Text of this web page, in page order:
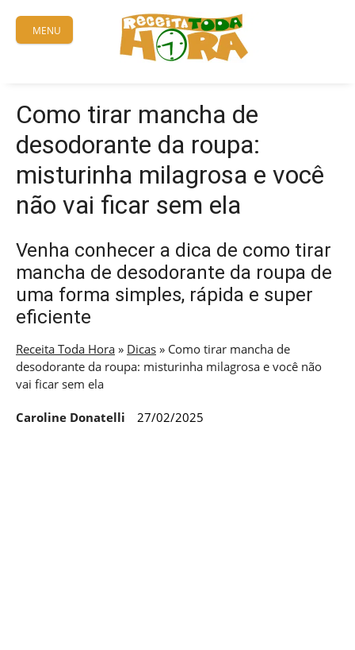
content
MENU
Como tirar mancha de
desodorante da roupa:
misturinha milagrosa e você
não vai ficar sem ela
Venha conhecer a dica de como tirar
mancha de desodorante da roupa de
uma forma simples, rápida e super
eficiente
Receita Toda Hora » Dicas » Como tirar mancha de
desodorante da roupa: misturinha milagrosa e você não
vai ficar sem ela
Caroline Donatelli 27/02/2025